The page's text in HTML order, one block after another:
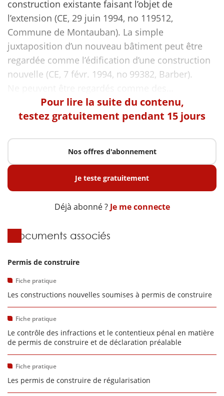
construction existante faisant l’objet de
l’extension (CE, 29 juin 1994, no 119512,
Commune de Montauban). La simple
juxtaposition d’un nouveau bâtiment peut être
regardée comme l’édification d’une construction
nouvelle (CE, 7 févr. 1994, no 99382, Barber).
Pour lire la suite du contenu,
testez gratuitement pendant 15 jours
Nos offres d'abonnement
Je teste gratuitement
Déjà abonné ? Je me connecte
Documents associés
Permis de construire
Fiche pratique
Les constructions nouvelles soumises à permis de construire
Fiche pratique
Le contrôle des infractions et le contentieux pénal en matière
de permis de construire et de déclaration préalable
Fiche pratique
Les permis de construire de régularisation